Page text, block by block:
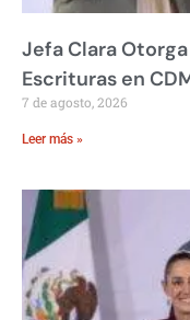
Jefa Clara
Escrituras en
7 de agosto, 2026
Leer más »